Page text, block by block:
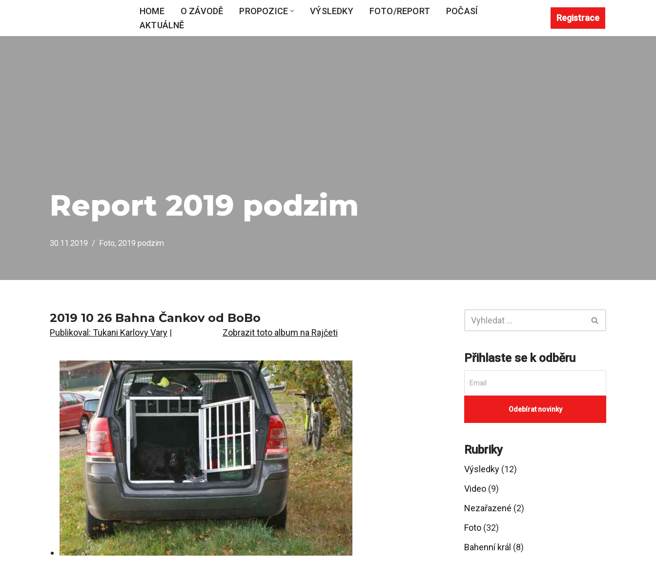
HOME O ZÁVODĚ PROPOZICE VÝSLEDKY FOTO/REPORT
POČASÍ
AKTUÁLNĚ
Registrace
Report 2019 podzim
30.11.2019 Foto, 2019 podzim
2019 10 26 Bahna Čankov od BoBo
Publikoval: Tukani Karlovy Vary | Zobrazit toto album na Rajčeti
Přihlaste se k odběru
Rubriky
Výsledky (12)
Video (9)
Nezařazené (2)
Foto (32)
Bahenní král (8)